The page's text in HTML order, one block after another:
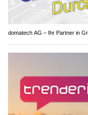
domatech AG – Ihr Partner in